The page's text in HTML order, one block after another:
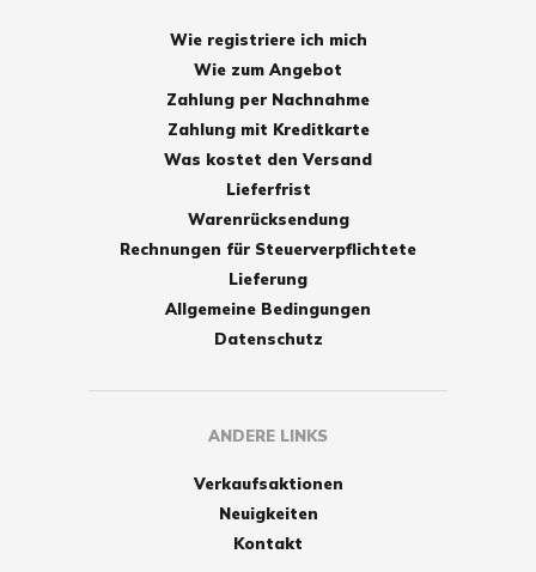
Wie registriere ich mich
Wie zum Angebot
Zahlung per Nachnahme
Zahlung mit Kreditkarte
Was kostet den Versand
Lieferfrist
Warenrücksendung
Rechnungen für Steuerverpflichtete
Lieferung
Allgemeine Bedingungen
Datenschutz
ANDERE LINKS
Verkaufsaktionen
Neuigkeiten
Kontakt